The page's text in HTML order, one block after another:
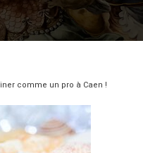
comme un pro à Caen !